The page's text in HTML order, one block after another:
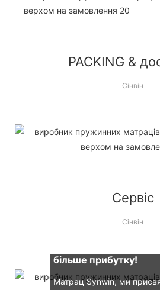
PACKING &
Сінвін
Сервіс
Сінвін
більше прибутку!
Матрац Synwin, ми